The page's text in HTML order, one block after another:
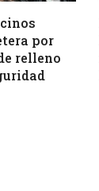
por
relleno